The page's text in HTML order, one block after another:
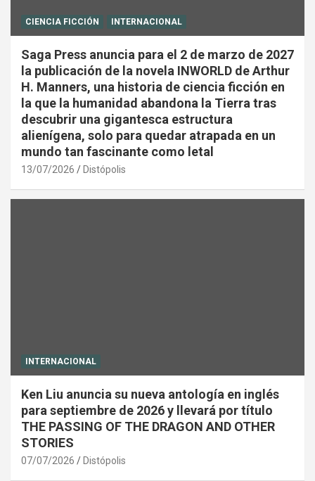
CIENCIA FICCIÓN INTERNACIONAL
Saga Press anuncia para el 2 de marzo de 2027
la publicación de la novela INWORLD de Arthur
H. Manners, una historia de ciencia ficción en
la que la humanidad abandona la Tierra tras
descubrir una gigantesca estructura
alienígena, solo para quedar atrapada en un
mundo tan fascinante como letal
13/07/2026 Distópolis
INTERNACIONAL
Ken Liu anuncia su nueva antología en inglés
para septiembre de 2026 y llevará por título
THE PASSING OF THE DRAGON AND OTHER
STORIES
07/07/2026 Distópolis